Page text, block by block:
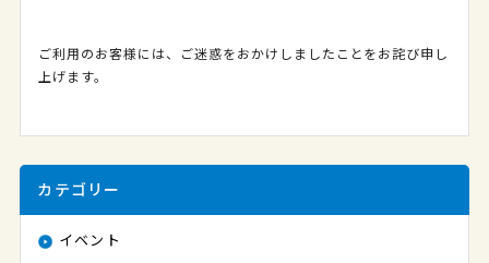
ご利用のお客様には、ご迷惑をおかけしましたことをお詫び申し
上げます。
カテゴリー
イベント